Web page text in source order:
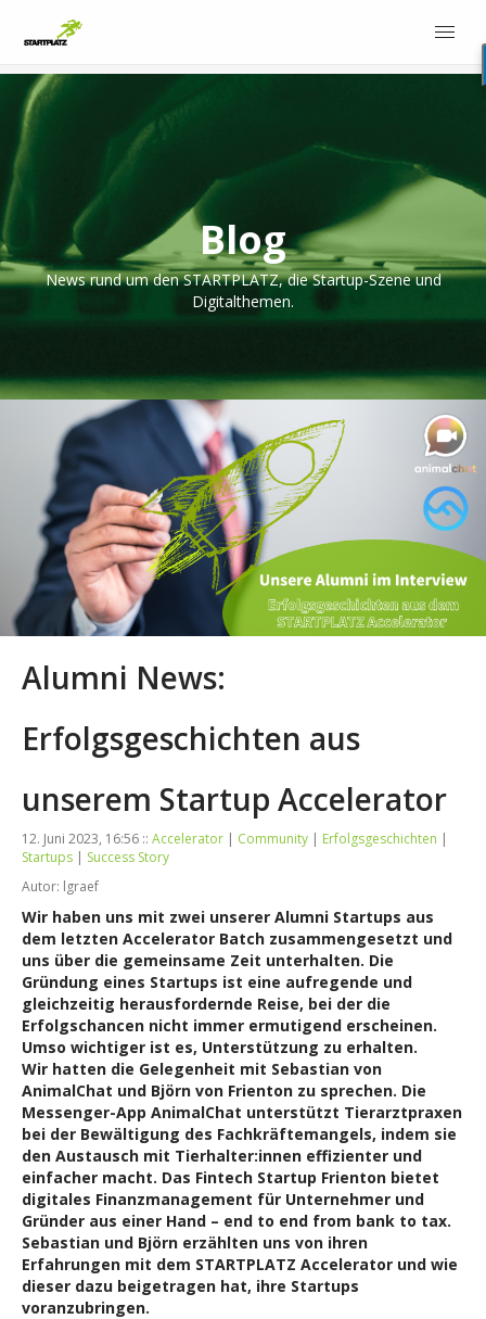
Blog
News rund um den STARTPLATZ, die Startup-Szene und
Digitalthemen.
Alumni News:
Erfolgsgeschichten aus
unserem Startup Accelerator
12. Juni 2023, 16:56 :: Accelerator | Community | Erfolgsgeschichten |
Startups | Success Story
Autor: lgraef
Wir haben uns mit zwei unserer Alumni Startups aus
dem letzten Accelerator Batch zusammengesetzt und
uns über die gemeinsame Zeit unterhalten. Die
Gründung eines Startups ist eine aufregende und
gleichzeitig herausfordernde Reise, bei der die
Erfolgschancen nicht immer ermutigend erscheinen.
Umso wichtiger ist es, Unterstützung zu erhalten.
Wir hatten die Gelegenheit mit Sebastian von
AnimalChat und Björn von Frienton zu sprechen. Die
Messenger-App AnimalChat unterstützt Tierarztpraxen
bei der Bewältigung des Fachkräftemangels, indem sie
den Austausch mit Tierhalter:innen effizienter und
einfacher macht. Das Fintech Startup Frienton bietet
digitales Finanzmanagement für Unternehmer und
Gründer aus einer Hand – end to end from bank to tax.
Sebastian und Björn erzählten uns von ihren
Erfahrungen mit dem STARTPLATZ Accelerator und wie
dieser dazu beigetragen hat, ihre Startups
voranzubringen.